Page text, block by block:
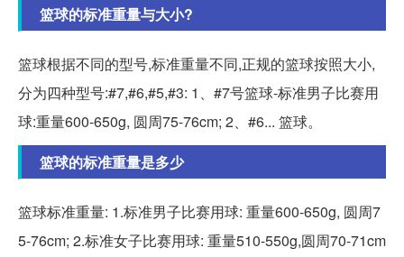
篮球的标准重量与大小?
篮球根据不同的型号,标准重量不同,正规的篮球按照大小,
分为四种型号:#7,#6,#5,#3: 1、#7号篮球-标准男子比赛用
球:重量600-650g, 圆周75-76cm; 2、#6... 篮球。
篮球的标准重量是多少
篮球标准重量: 1.标准男子比赛用球: 重量600-650g, 圆周7
5-76cm; 2.标准女子比赛用球: 重量510-550g,圆周70-71cm